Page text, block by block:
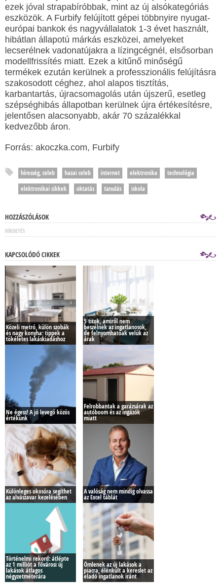
ezek jóval strapabíróbbak, mint az új alsókategóriás
eszközök. A Furbify felújított gépei többnyire nyugat-
európai bankok és nagyvállalatok 1-3 évet használt,
hibátlan állapotú márkás eszközei, amelyeket
lecserélnek vadonatújakra a lízingcégnél, elsősorban
modellfrissítés miatt. Ezek a kitűnő minőségű
termékek ezután kerülnek a professzionális felújításra
szakosodott céghez, ahol alapos tisztítás,
karbantartás, újracsomagolás után újszerű, esetleg
szépséghibás állapotban kerülnek újra értékesítésre,
jelentősen alacsonyabb, akár 70 százalékkal
kedvezőbb áron.
Forrás: akoczka.com, Furbify
híresség, celeb hazai celeb internet elektronika
technológia
elektronikai cikkek
oktatás tanulás iskola
HOZZÁSZÓLÁSOK
HÍRDETÉS
KAPCSOLÓDÓ CIKKEK
Közeli metró, külön szobák
és nagy konyha: tippek a
tökéletes lakáskiadáshoz
5 titok, amiről nem
beszélnek az ingatlanosok,
de felnyomhatóak velük az
árak
Ne égess! A jó levegő közös
értékünk
Felrobbantak a garázsárak az
autóboom és az ingázók
miatt
Különleges okosóra segíthet
az alvászavar kezelésében
A valóság nem mindig olvassa
az Excel táblát
Történelmi rekord: átlépte
az 1 milliót a fővárosi új
lakások átlagos
négyzetméterára
Ömlenek az új lakások a
piacra, élénkült a kereslet az
eladó ingatlanok iránt